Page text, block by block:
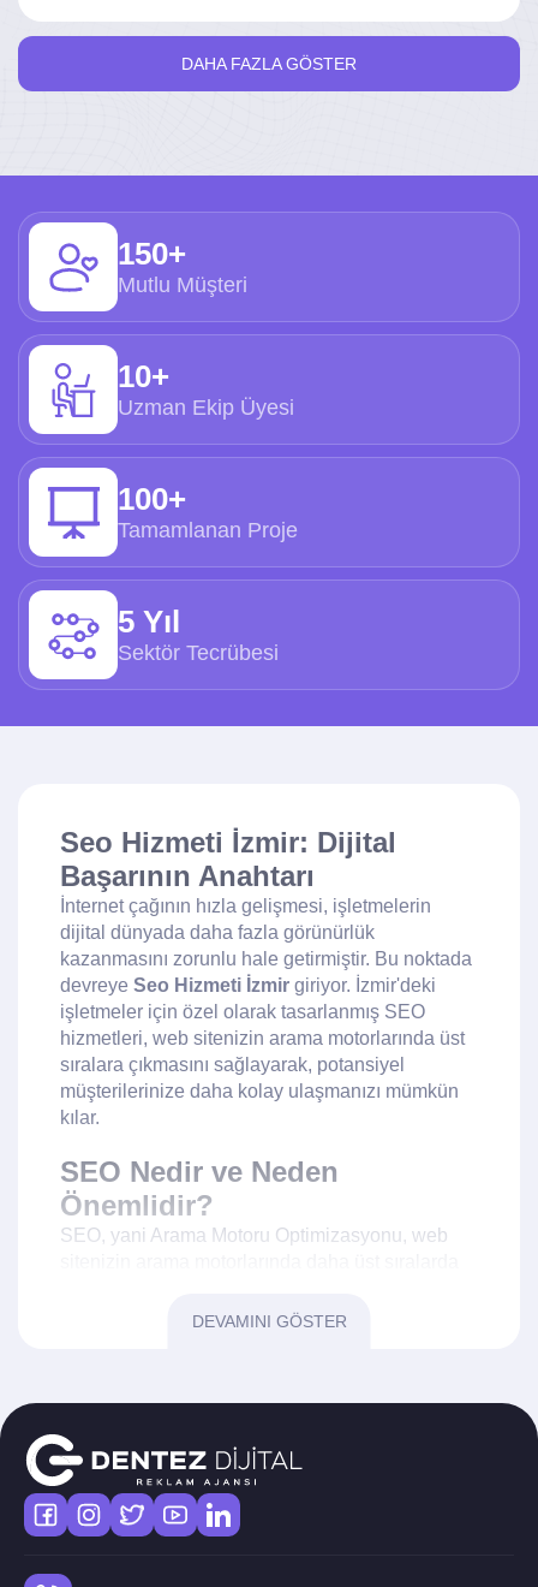
DAHA FAZLA GÖSTER
150+
Mutlu Müşteri
10+
Uzman Ekip Üyesi
100+
Tamamlanan Proje
5 Yıl
Sektör Tecrübesi
Seo Hizmeti İzmir: Dijital
Başarının Anahtarı
İnternet çağının hızla gelişmesi, işletmelerin
dijital dünyada daha fazla görünürlük
kazanmasını zorunlu hale getirmiştir. Bu noktada
devreye Seo Hizmeti İzmir giriyor. İzmir'deki
işletmeler için özel olarak tasarlanmış SEO
hizmetleri, web sitenizin arama motorlarında üst
sıralara çıkmasını sağlayarak, potansiyel
müşterilerinize daha kolay ulaşmanızı mümkün
kılar.
SEO Nedir ve Neden
Önemlidir?
SEO, yani Arama Motoru Optimizasyonu, web
Seo Hizmeti İzmir, İzmir'deki
satış yapmanızı sağlar. SEO, dijital dünyada en
etkili pazarlama araçlarından biridir ve doğru bir
şekilde uygulandığında işletmenizin başarısını
katlayabilir.
İzmir'de SEO Hizmetlerinin
DEVAMINI GÖSTER